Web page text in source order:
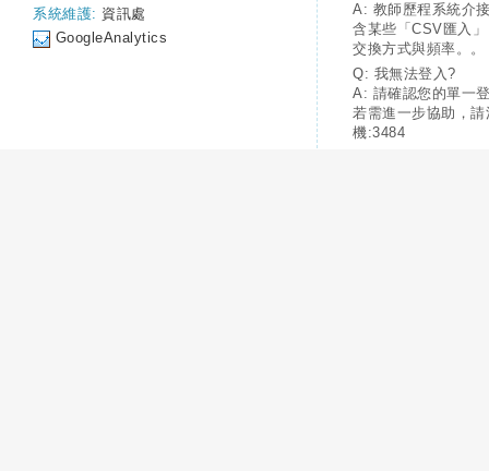
系統維護: 資訊處
GoogleAnalytics
A: 教師歷程系統介
含某些「CSV匯入
交換方式與頻率。。
Q: 我無法登入?
A: 請確認您的單一
若需進一步協助，
機:3484